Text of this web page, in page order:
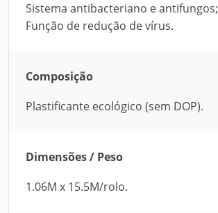
Sistema antibacteriano e antifungos;
Função de redução de vírus.
Composição
Plastificante ecológico (sem DOP).
Dimensões / Peso
1.06M x 15.5M/rolo.